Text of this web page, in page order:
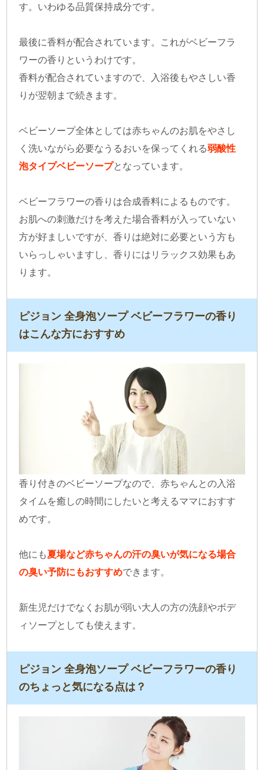
す。いわゆる品質保持成分です。
最後に香料が配合されています。これがベビーフラ
ワーの香りというわけです。
香料が配合されていますので、入浴後もやさしい香
りが翌朝まで続きます。
ベビーソープ全体としては赤ちゃんのお肌をやさし
く洗いながら必要なうるおいを保ってくれる弱酸性
泡タイプベビーソープとなっています。
ベビーフラワーの香りは合成香料によるものです。
お肌への刺激だけを考えた場合香料が入っていない
方が好ましいですが、香りは絶対に必要という方も
いらっしゃいますし、香りにはリラックス効果もあ
ります。
ピジョン 全身泡ソープ ベビーフラワーの香り
はこんな方におすすめ
香り付きのベビーソープなので、赤ちゃんとの入浴
タイムを癒しの時間にしたいと考えるママにおすす
めです。
他にも夏場など赤ちゃんの汗の臭いが気になる場合
の臭い予防にもおすすめできます。
新生児だけでなくお肌が弱い大人の方の洗顔やボデ
ィソープとしても使えます。
ピジョン 全身泡ソープ ベビーフラワーの香り
のちょっと気になる点は？